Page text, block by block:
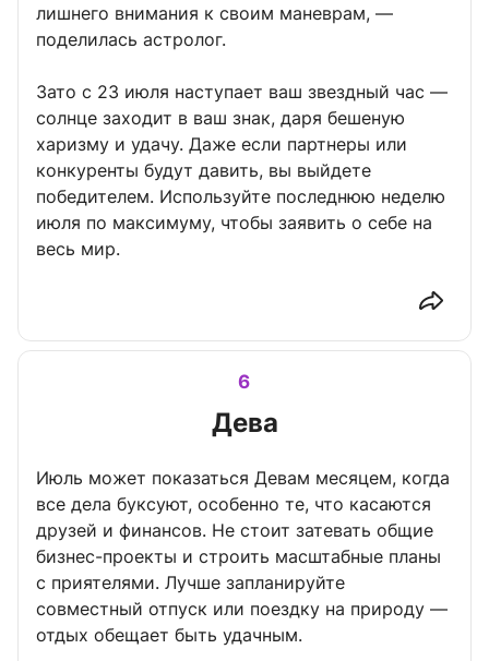
лишнего внимания к своим маневрам, —
поделилась астролог.
Зато с 23 июля наступает ваш звездный час —
солнце заходит в ваш знак, даря бешеную
харизму и удачу. Даже если партнеры или
конкуренты будут давить, вы выйдете
победителем. Используйте последнюю неделю
июля по максимуму, чтобы заявить о себе на
весь мир.
6
Дева
Июль может показаться Девам месяцем, когда
все дела буксуют, особенно те, что касаются
друзей и финансов. Не стоит затевать общие
бизнес-проекты и строить масштабные планы
с приятелями. Лучше запланируйте
совместный отпуск или поездку на природу —
отдых обещает быть удачным.